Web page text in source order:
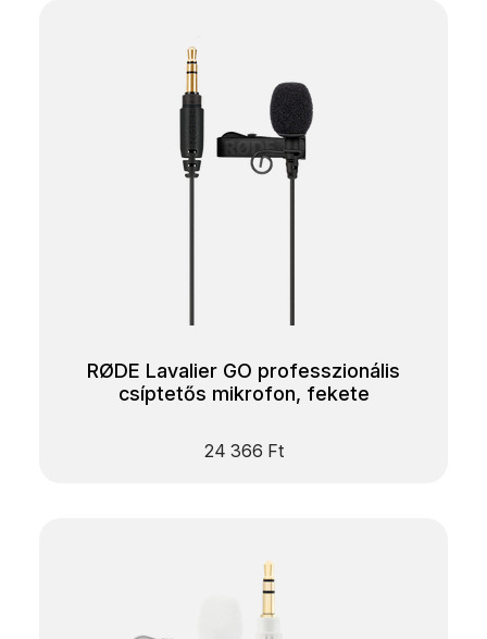
RØDE Lavalier GO professzionális
csíptetős mikrofon, fekete
24 366 Ft